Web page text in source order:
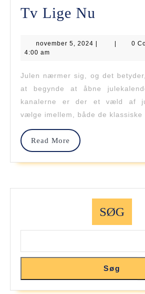
Tv Lige Nu
Tv
Lige
Nu
november 5, 2024 november
0
4:00 am
Julen nærmer sig, og det
at begynde at åbne
kanalerne er der et væld af
vælge imellem, både de klassiske
Read More
Read
SØG
Søg